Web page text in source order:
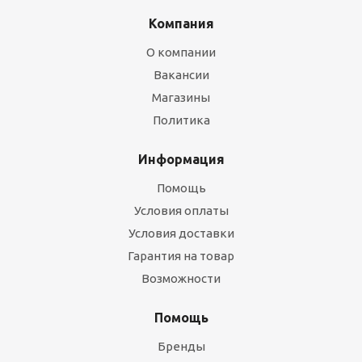
Компания
О компании
Вакансии
Магазины
Политика
Информация
Помощь
Условия оплаты
Условия доставки
Гарантия на товар
Возможности
Помощь
Бренды